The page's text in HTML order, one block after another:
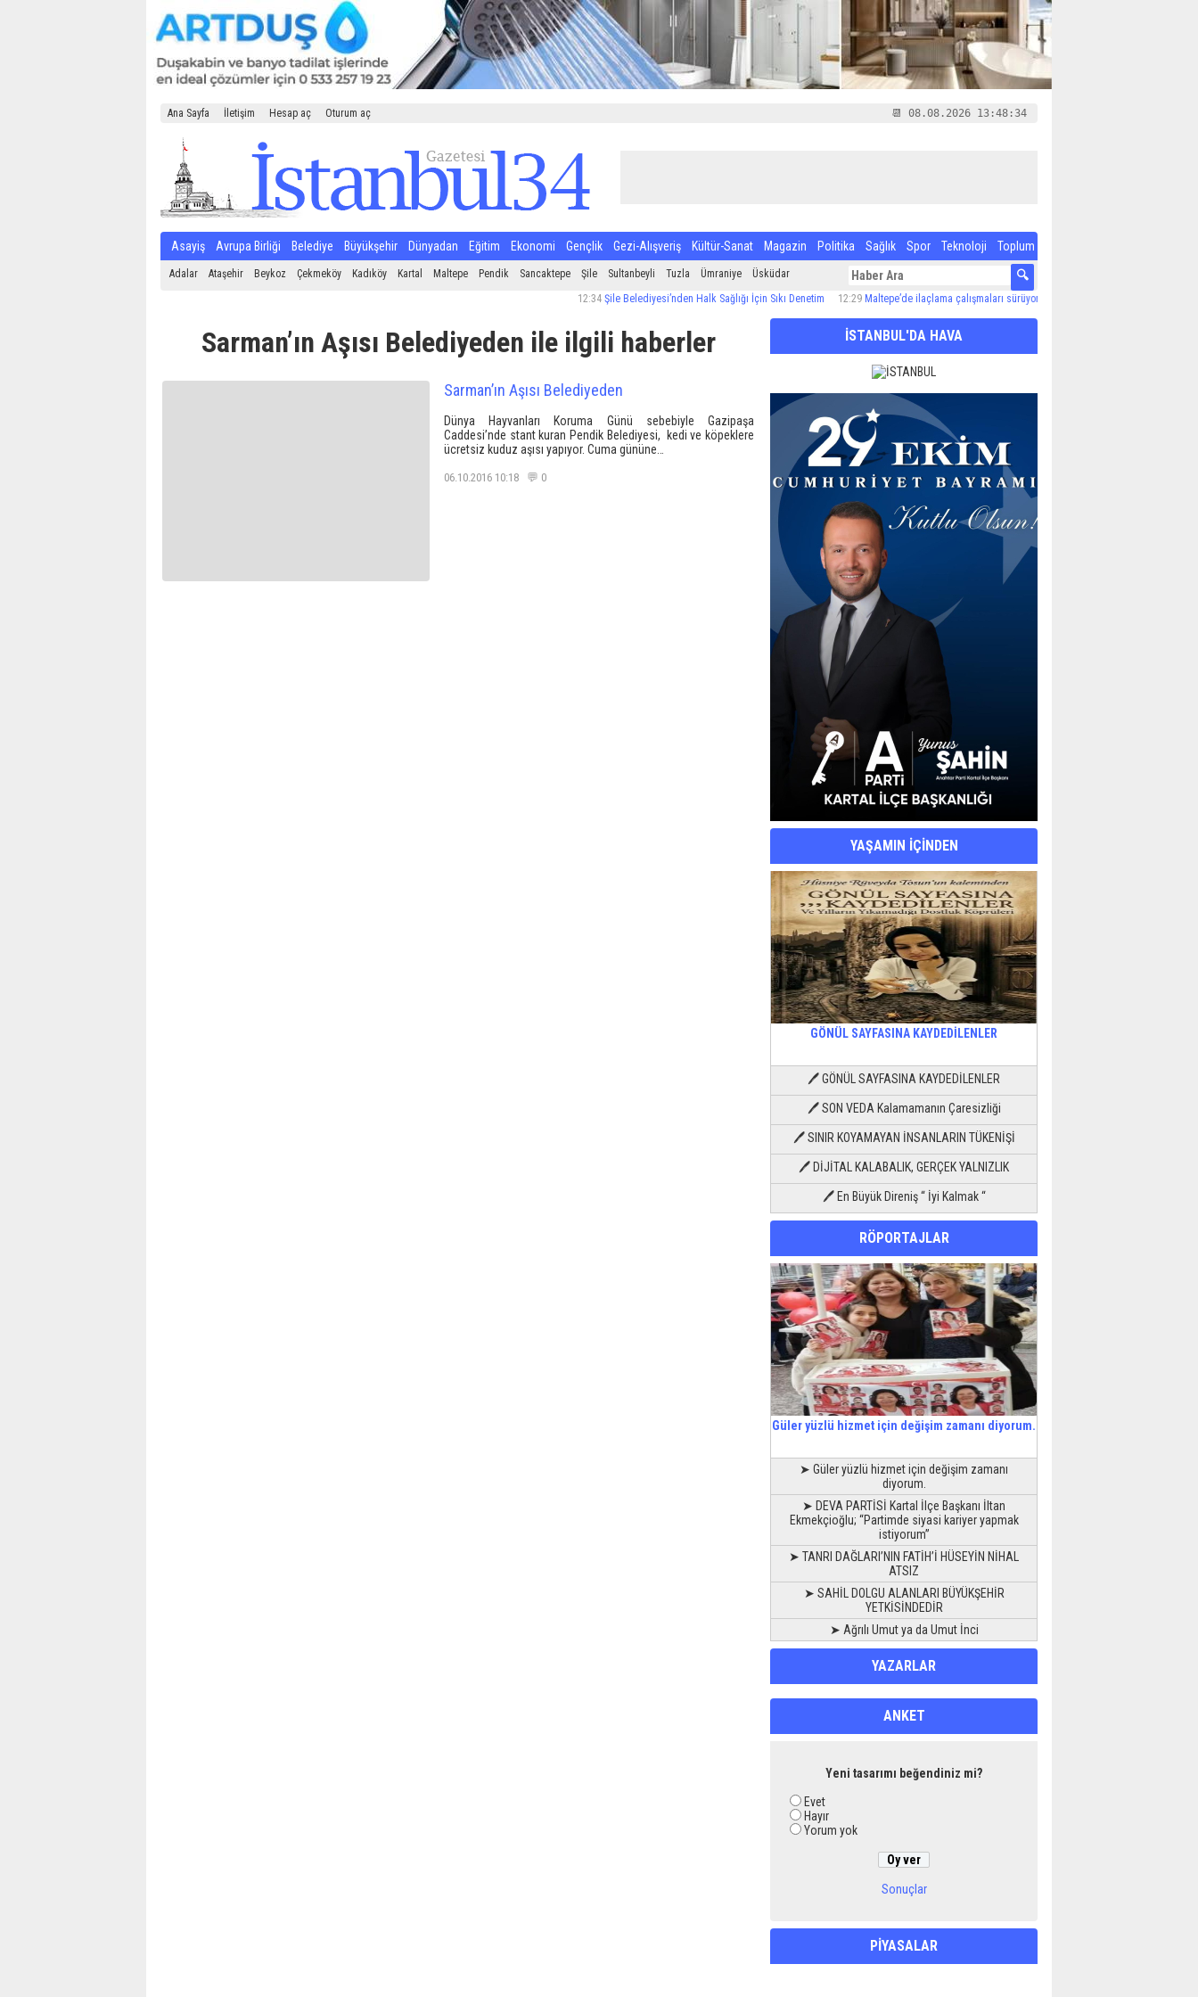
Ana Sayfa İletişim Hesap aç Oturum aç 📆 08.08.2026 13:48:35
Asayiş Avrupa Birliği Belediye Büyükşehir Dünyadan Eğitim Ekonomi Gençlik Gezi-Alışveriş Kültür-Sanat Magazin Politika Sağlık Spor Teknoloji Toplum
Adalar Ataşehir Beykoz Çekmeköy Kadıköy Kartal Maltepe Pendik Sancaktepe Şile Sultanbeyli Tuzla Ümraniye
Üsküdar
Şile Belediyesi’nden Halk Sağlığı İçin Sıkı Denetim 12:29 Maltepe’de ilaçlama çalışmaları sürüyor 12:24
Sarman’ın Aşısı Belediyeden ile ilgili haberler
Sarman’ın Aşısı Belediyeden
Dünya Hayvanları Koruma Günü sebebiyle Gazipaşa
Caddesi’nde stant kuran Pendik Belediyesi, kedi ve köpeklere
ücretsiz kuduz aşısı yapıyor. Cuma gününe…
06.10.2016 10:18 💬 0
İSTANBUL'DA HAVA
YAŞAMIN İÇİNDEN
GÖNÜL SAYFASINA KAYDEDİLENLER
🖊 GÖNÜL SAYFASINA KAYDEDİLENLER
🖊 SON VEDA Kalamamanın Çaresizliği
🖊 SINIR KOYAMAYAN İNSANLARIN TÜKENİŞİ
🖊 DİJİTAL KALABALIK, GERÇEK YALNIZLIK
🖊 En Büyük Direniş “ İyi Kalmak “
RÖPORTAJLAR
Güler yüzlü hizmet için değişim zamanı diyorum.
➤ Güler yüzlü hizmet için değişim zamanı
diyorum.
➤ DEVA PARTİSİ Kartal İlçe Başkanı İltan
Ekmekçioğlu; “Partimde siyasi kariyer yapmak
istiyorum”
➤ TANRI DAĞLARI’NIN FATİH’İ HÜSEYİN NİHAL
ATSIZ
➤ SAHİL DOLGU ALANLARI BÜYÜKŞEHİR
YETKİSİNDEDİR
➤ Ağrılı Umut ya da Umut İnci
YAZARLAR
ANKET
Yeni tasarımı beğendiniz mi?
Evet
Hayır
Yorum yok
Sonuçlar
PİYASALAR